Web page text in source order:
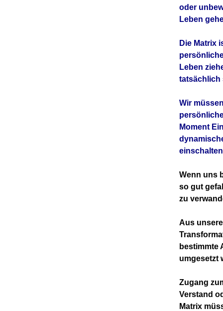
oder
Leben
Die Matrix
Leben
tatsächlich
Wir
Moment
Wenn uns
so gut
zu
Aus
bestimmte
umgesetzt
Zugang
Verstand
Matrix